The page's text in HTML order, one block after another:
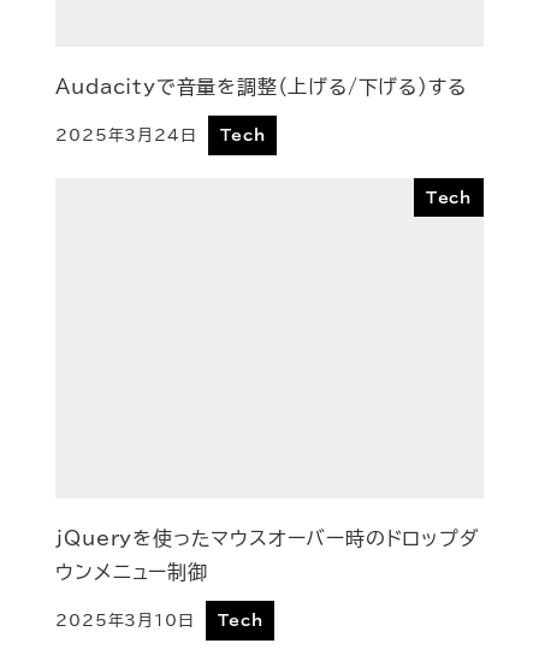
Audacityで音量を調整（上げる/下げる）する
2025年3月24日 Tech
Tech
jQueryを使ったマウスオーバー時のドロップダ
ウンメニュー制御
2025年3月10日 Tech